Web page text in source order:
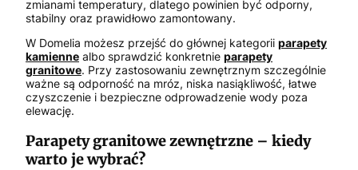
zmianami temperatury, dlatego powinien być odporny,
stabilny oraz prawidłowo zamontowany.
W Domelia możesz przejść do głównej kategorii parapety
kamienne albo sprawdzić konkretnie parapety
granitowe. Przy zastosowaniu zewnętrznym szczególnie
ważne są odporność na mróz, niska nasiąkliwość, łatwe
czyszczenie i bezpieczne odprowadzenie wody poza
elewację.
Parapety granitowe zewnętrzne – kiedy
warto je wybrać?